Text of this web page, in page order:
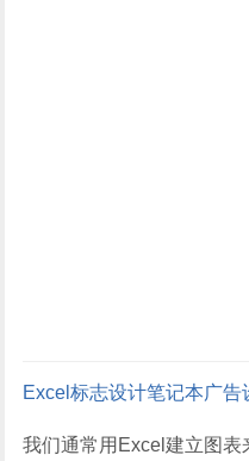
Excel标志设计笔记本广告
我们通常用Excel建立图